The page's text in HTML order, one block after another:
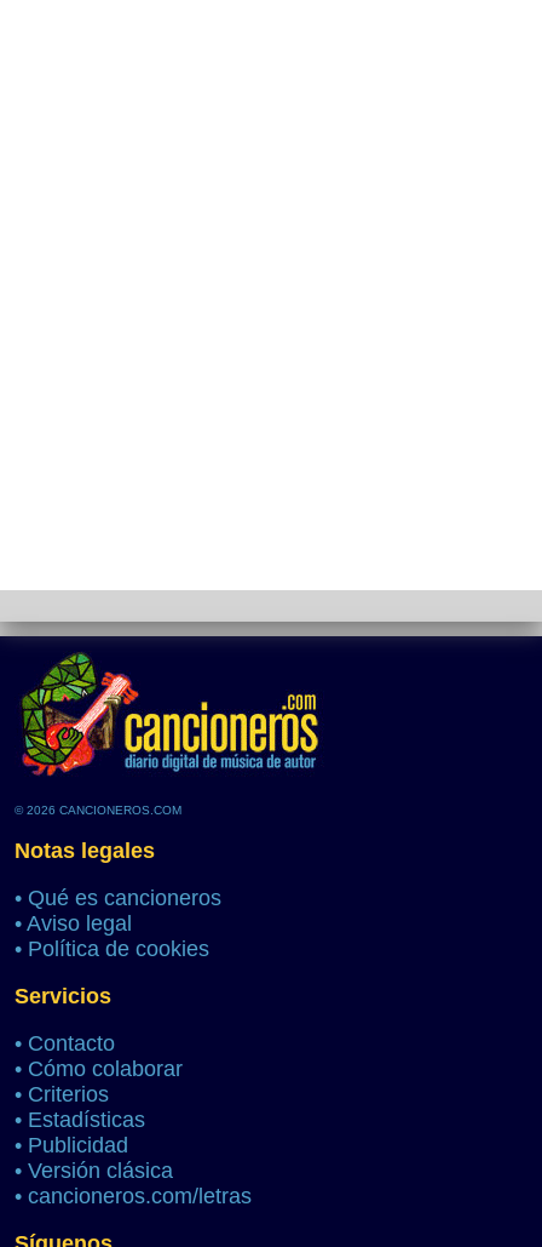
© 2026 CANCIONEROS.COM
Notas legales
• Qué es cancioneros
• Aviso legal
• Política de cookies
Servicios
• Contacto
• Cómo colaborar
• Criterios
• Estadísticas
• Publicidad
• Versión clásica
• cancioneros.com/letras